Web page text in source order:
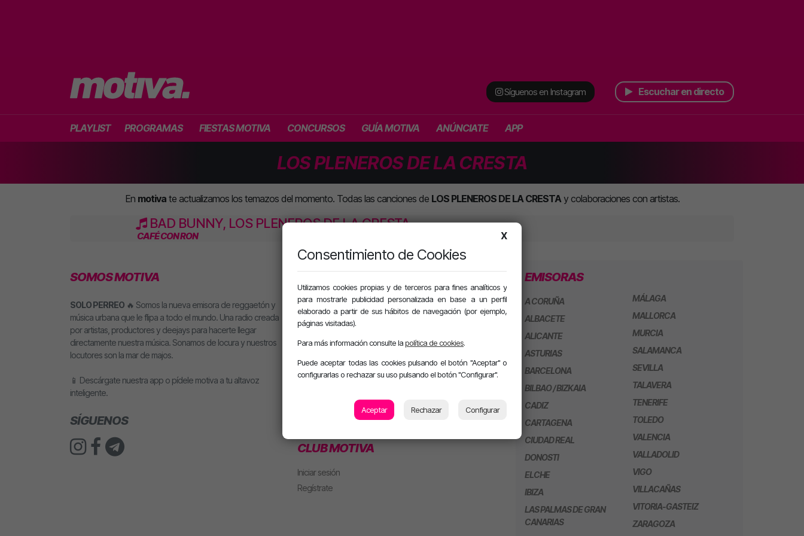
Síguenos en Instagram Escuchar en directo
PLAYLIST PROGRAMAS FIESTAS MOTIVA CONCURSOS GUÍA MOTIVA ANÚNCIATE APP
LOS PLENEROS DE LA CRESTA
En motivate actualizamos los temazos del momento. Todas las canciones de LOS PLENEROS DE LA CRESTAy colaboraciones con artistas.
BAD BUNNY, LOS PLENEROS DE LA CRESTA
CAFÉ CON RON
SOMOS MOTIVA
SOLO PERREO 🔥 Somos la nueva emisora de reggaetón y
música urbana que le flipa a todo el mundo. Una radio creada
por artistas, productores y deejays para hacerte llegar
directamente nuestra música. Sonamos de locura y nuestros
locutores son la mar de majos.
📱 Descárgate nuestra app o pídele motiva a tu altavoz
inteligente.
SÍGUENOS
MJ
Alan González
Mel Pescuezo
Manu Rubio
Juanma Arriaza
motiva PARTY con Alan
CLUB MOTIVA
Iniciar sesión
Regístrate
Playlist
Concursos
EMPRESAS
Emítenos en tu ciudad
EMISORAS
A CORUÑA
ALBACETE
ALICANTE
ASTURIAS
BARCELONA
BILBAO / BIZKAIA
CADIZ
CARTAGENA
CIUDAD REAL
DONOSTI
ELCHE
IBIZA
LAS PALMAS DE GRAN
CANARIAS
MÁLAGA
MALLORCA
MURCIA
SALAMANCA
SEVILLA
TALAVERA
TENERIFE
TOLEDO
VALENCIA
VALLADOLID
VIGO
VILLACAÑAS
VITORIA-GASTEIZ
ZARAGOZA
X
Consentimiento de Cookies
Utilizamos cookies propias y de terceros para fines analíticos y
para mostrarle publicidad personalizada en base a un perfil
elaborado a partir de sus hábitos de navegación (por ejemplo,
páginas visitadas).
Para más información consulte lapolítica de cookies.
Puede aceptar todas las cookies pulsando el botón "Aceptar" o
configurarlas o rechazar su uso pulsando el botón "Configurar".
Aceptar Rechazar Configurar